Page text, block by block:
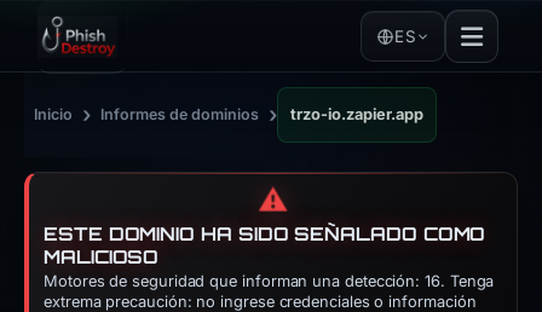
ES
Inicio › Informes de dominios › trzo-io.zapier.app
⚠️
ESTE DOMINIO HA SIDO SEÑALADO COMO
MALICIOSO
Motores de seguridad que informan una detección: 16. Tenga
extrema precaución: no ingrese credenciales o información